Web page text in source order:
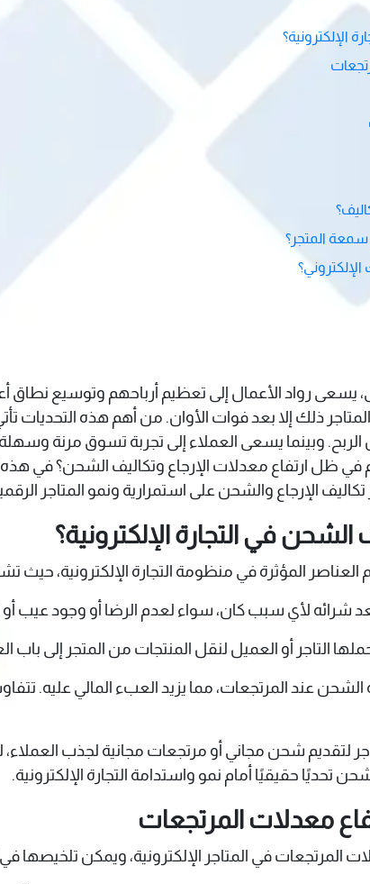
الإلكترونية؟
سمعة المتجر؟
يسعى رواد الأعمال إلى تعظيم أرباحهم وتوسيع
ذلك إلا بعد فوات الأوان. من أهم هذه التحديات
وبينما يسعى العملاء إلى تجربة تسوق مرنة وسهلة،
ظل ارتفاع معدلات الإرجاع وتكاليف الشحن؟ في هذه
الإرجاع والشحن على استمرارية ونمو المتاجر
في التجارة الإلكترونية؟
المؤثرة في منظومة التجارة الإلكترونية، حيث
شرائه لأي سبب كان، سواء لعدم الرضا أو وجود عيب
التاجر أو العميل لنقل المنتجات من المتجر إلى باب
الشحن عند المرتجعات، مما يزيد العبء المالي عليه.
لتقديم شحن مجاني أو مرتجعات مجانية لجذب
تحديًا حقيقيًا أمام نمو واستدامة التجارة الإلكترونية.
معدلات المرتجعات
في المتاجر الإلكترونية، ويمكن تلخيصها في